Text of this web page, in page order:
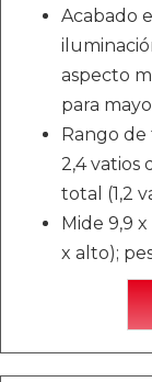
Acabado
aspecto
para
Rango de
2,4 vatios
total (1,2
Mide 9,9
x alto);